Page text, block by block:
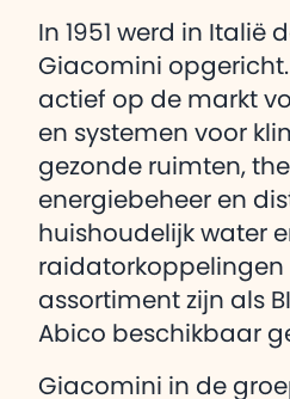
In 1951 werd in Italië
Giacomini
actief op de markt
en systemen voor
gezonde ruimten,
energiebeheer en
huishoudelijk water
raidatorkoppelingen
assortiment zijn als
Abico beschikbaar
Giacomini in de